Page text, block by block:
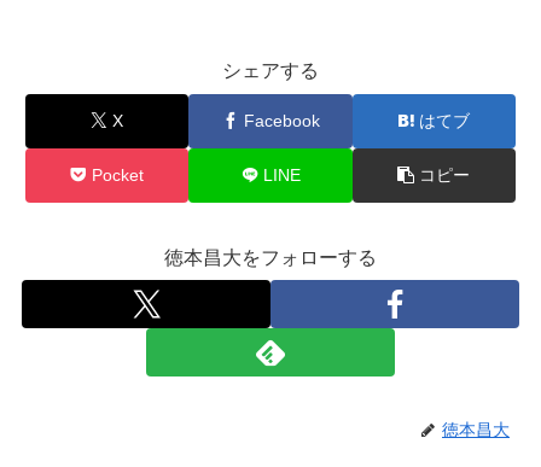
シェアする
X Facebook はてブ
Pocket LINE コピー
徳本昌大をフォローする
徳本昌大